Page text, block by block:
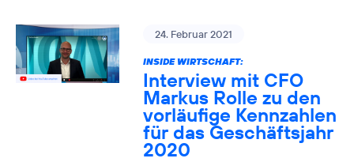
24. Februar 2021
INSIDE WIRTSCHAFT:
Interview mit CFO
Markus Rolle zu den
vorläufige Kennzahlen
für das Geschäftsjahr
2020